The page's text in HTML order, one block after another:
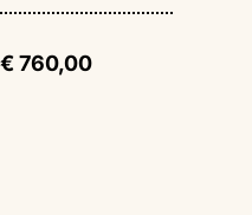
€ 760,00